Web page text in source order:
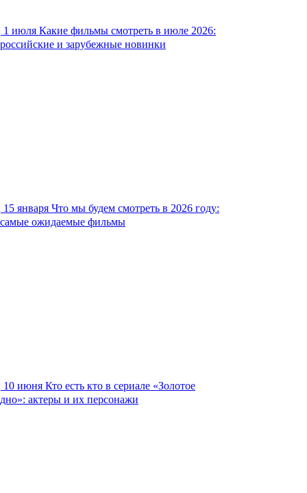
1 июля Какие фильмы смотреть в июле 2026:
российские и зарубежные новинки
15 января Что мы будем смотреть в 2026 году:
самые ожидаемые фильмы
10 июня Кто есть кто в сериале «Золотое
дно»: актеры и их персонажи